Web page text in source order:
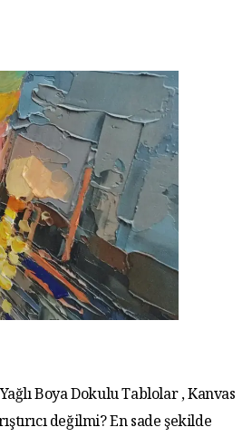
Boya Dokulu Tablolar , Kanvas
değilmi? En sade şekilde